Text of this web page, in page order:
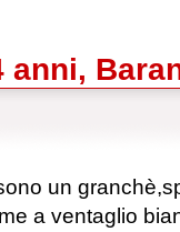
un
a ventaglio